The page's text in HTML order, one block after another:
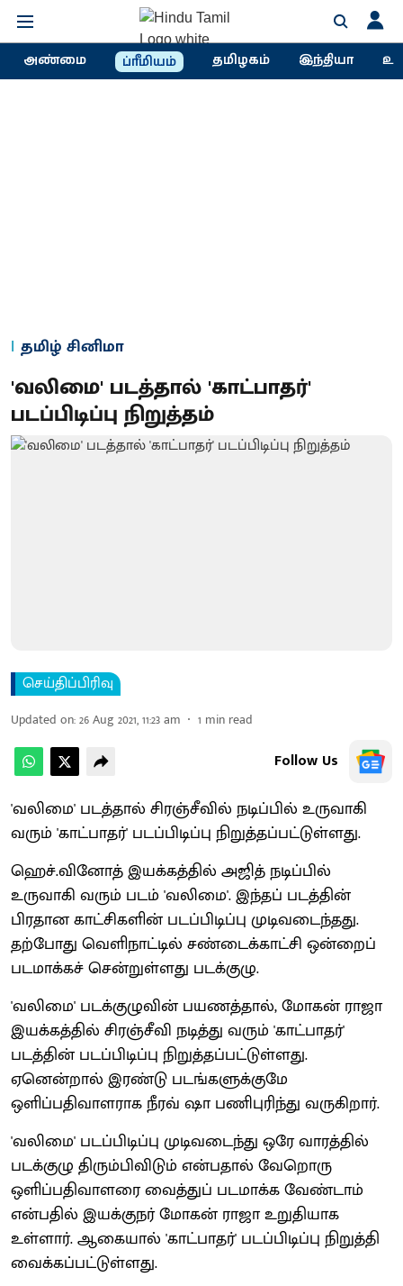
அண்மை ப்ரீமியம் தமிழகம் இந்தியா
தமிழ் சினிமா
'வலிமை' படத்தால் 'காட்பாதர்'
படப்பிடிப்பு நிறுத்தம்
செய்திப்பிரிவு
Updated on:26 Aug 2021, 11:23 am 1 min read
Follow Us
'வலிமை' படத்தால் சிரஞ்சீவில் நடிப்பில் உருவாகி
வரும் 'காட்பாதர்' படப்பிடிப்பு நிறுத்தப்பட்டுள்ளது.
ஹெச்.வினோத் இயக்கத்தில் அஜித் நடிப்பில்
உருவாகி வரும் படம் 'வலிமை'. இந்தப் படத்தின்
பிரதான காட்சிகளின் படப்பிடிப்பு முடிவடைந்தது.
தற்போது வெளிநாட்டில் சண்டைக்காட்சி ஒன்றைப்
படமாக்கச் சென்றுள்ளது படக்குழு.
'வலிமை' படக்குழுவின் பயணத்தால், மோகன் ராஜா
இயக்கத்தில் சிரஞ்சீவி நடித்து வரும் 'காட்பாதர்'
படத்தின் படப்பிடிப்பு நிறுத்தப்பட்டுள்ளது.
ஏனென்றால் இரண்டு படங்களுக்குமே
ஒளிப்பதிவாளராக நீரவ் ஷா பணிபுரிந்து வருகிறார்.
'வலிமை' படப்பிடிப்பு முடிவடைந்து ஒரே வாரத்தில்
படக்குழு திரும்பிவிடும் என்பதால் வேறொரு
ஒளிப்பதிவாளரை வைத்துப் படமாக்க வேண்டாம்
என்பதில் இயக்குநர் மோகன் ராஜா உறுதியாக
உள்ளார். ஆகையால் 'காட்பாதர்' படப்பிடிப்பு நிறுத்தி
வைக்கப்பட்டுள்ளது.